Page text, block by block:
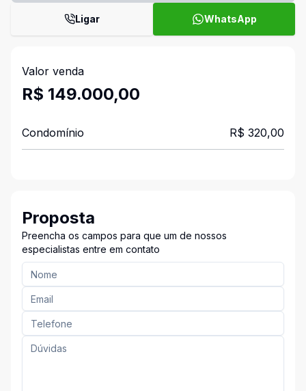
Ligar WhatsApp
Valor venda
R$ 149.000,00
Condomínio R$ 320,00
Proposta
Preencha os campos para que um de nossos
especialistas entre em contato